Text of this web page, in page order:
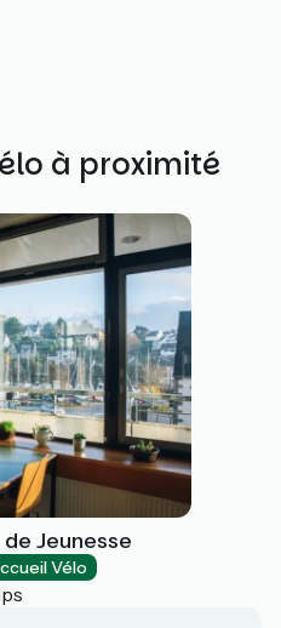
à proximité
Jeunesse
Vélo